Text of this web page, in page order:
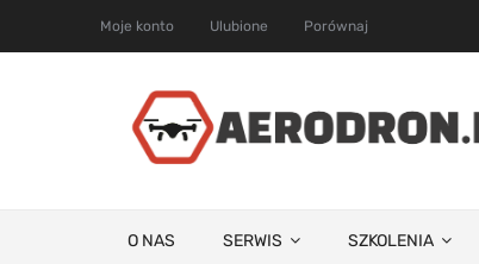
Moje konto Ulubione Porównaj
O NAS SERWIS SZKOLENIA